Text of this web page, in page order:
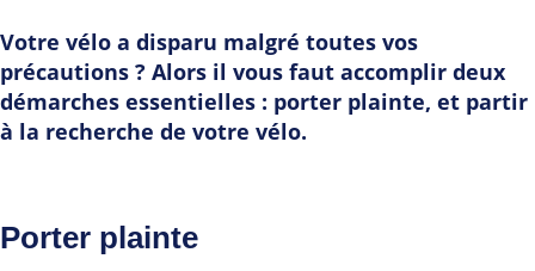
Votre vélo a disparu malgré toutes vos
précautions ? Alors il vous faut accomplir deux
démarches essentielles : porter plainte, et partir
à la recherche de votre vélo.
Porter plainte